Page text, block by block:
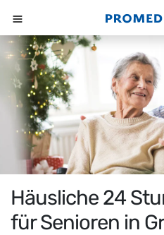
Häusliche 24
für Senioren in